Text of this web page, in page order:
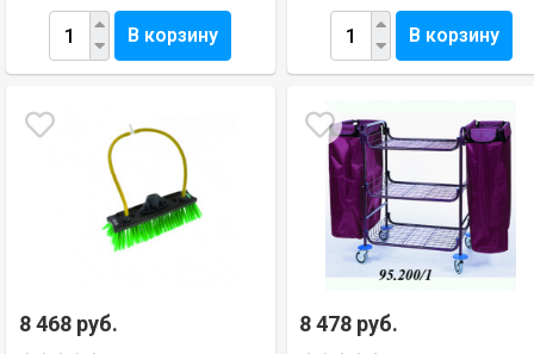
В корзину В корзину
8 468 руб. 8 478 руб.